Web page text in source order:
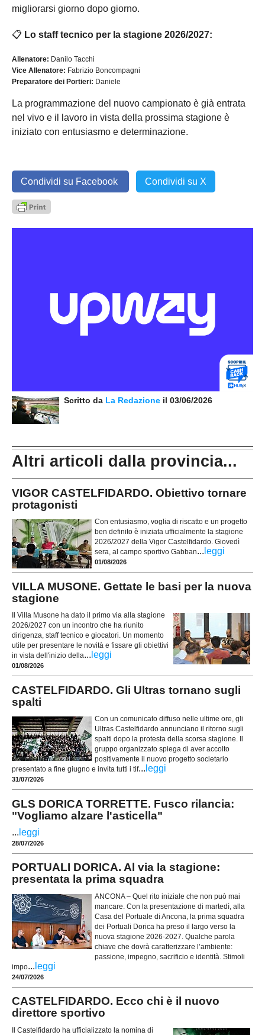
migliorarsi giorno dopo giorno.
📋 Lo staff tecnico per la stagione 2026/2027:
Allenatore: Danilo Tacchi
Vice Allenatore: Fabrizio Boncompagni
Preparatore dei Portieri: Daniele
La programmazione del nuovo campionato è già entrata
nel vivo e il lavoro in vista della prossima stagione è
iniziato con entusiasmo e determinazione.
Condividi su Facebook Condividi su X
Scritto da La Redazione il 03/06/2026
Altri articoli dalla provincia...
VIGOR CASTELFIDARDO. Obiettivo tornare
protagonisti
Con entusiasmo, voglia di riscatto e un progetto
ben definito è iniziata ufficialmente la stagione
2026/2027 della Vigor Castelfidardo. Giovedì
sera, al campo sportivo Gabban... leggi
01/08/2026
VILLA MUSONE. Gettate le basi per la nuova
stagione
Il Villa Musone ha dato il primo via alla stagione
2026/2027 con un incontro che ha riunito
dirigenza, staff tecnico e giocatori. Un momento
utile per presentare le novità e fissare gli obiettivi
in vista dell'inizio della... leggi
01/08/2026
CASTELFIDARDO. Gli Ultras tornano sugli
spalti
Con un comunicato diffuso nelle ultime ore, gli
Ultras Castelfidardo annunciano il ritorno sugli
spalti dopo la protesta della scorsa stagione. Il
gruppo organizzato spiega di aver accolto
positivamente il nuovo progetto societario
presentato a fine giugno e invita tutti i tif... leggi
31/07/2026
GLS DORICA TORRETTE. Fusco rilancia:
"Vogliamo alzare l'asticella"
... leggi
28/07/2026
PORTUALI DORICA. Al via la stagione:
presentata la prima squadra
ANCONA – Quel rito iniziale che non può mai
mancare. Con la presentazione di martedì, alla
Casa del Portuale di Ancona, la prima squadra
dei Portuali Dorica ha preso il largo verso la
nuova stagione 2026-2027. Qualche parola
chiave che dovrà caratterizzare l’ambiente:
passione, impegno, sacrificio e identità. Stimoli
impo... leggi
24/07/2026
CASTELFIDARDO. Ecco chi è il nuovo
direttore sportivo
Il Castelfidardo ha ufficializzato la nomina di